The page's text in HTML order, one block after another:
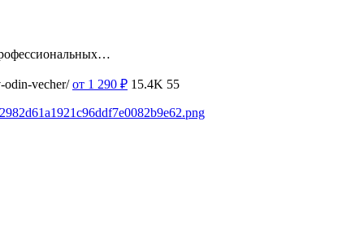
odin-vecher/ от 1 290 ₽ 15.4K 55